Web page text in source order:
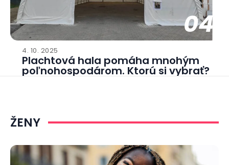
04
4. 10. 2025
Plachtová hala pomáha mnohým
poľnohospodárom. Ktorú si vybrať?
ŽENY